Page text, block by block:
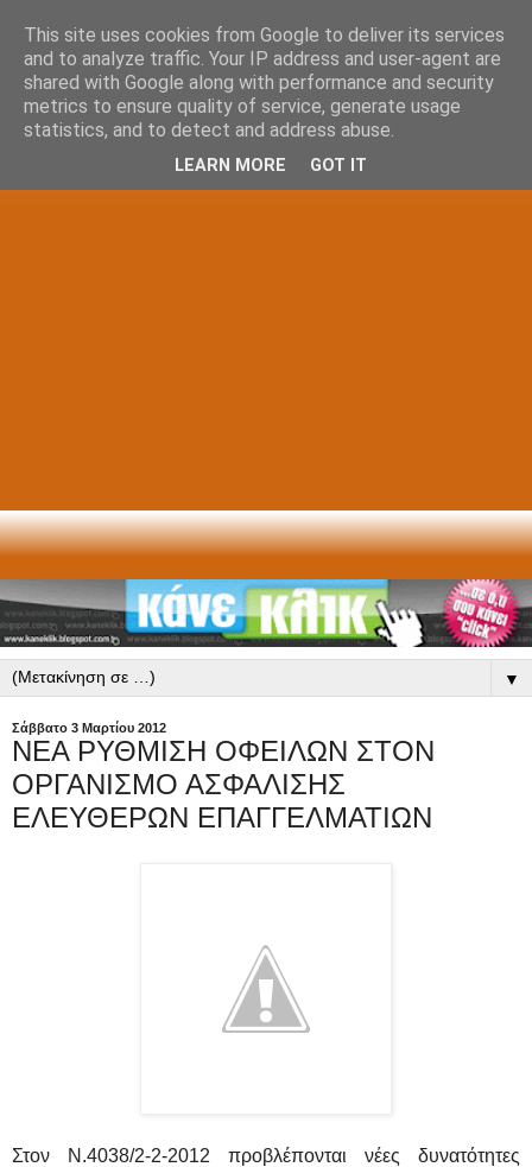
▼
Σάββατο 3 Μαρτίου 2012
ΝΕΑ ΡΥΘΜΙΣΗ ΟΦΕΙΛΩΝ ΣΤΟΝ
ΟΡΓΑΝΙΣΜΟ ΑΣΦΑΛΙΣΗΣ
ΕΛΕΥΘΕΡΩΝ ΕΠΑΓΓΕΛΜΑΤΙΩΝ
Στον N.4038/2-2-2012 προβλέπονται νέες δυνατότητες
This site uses cookies from Google to deliver its services
and to analyze traffic. Your IP address and user-agent are
shared with Google along with performance and security
metrics to ensure quality of service, generate usage
statistics, and to detect and address abuse.
LEARN MORE GOT IT